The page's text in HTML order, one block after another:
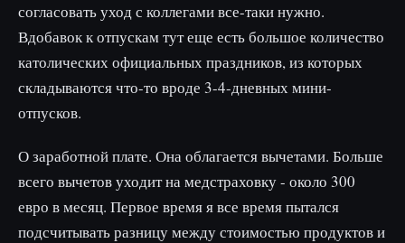
согласовать уход с коллегами все-таки нужно.
Вдобавок к отпускам тут еще есть большое количество
католических официальных праздников, из которых
складываются что-то вроде 3-4-дневных мини-
отпусков.
О заработной плате. Она облагается вычетами. Больше
всего вычетов уходит на медстраховку - около 300
евро в месяц. Первое время я все время пытался
подсчитывать разницу между стоимостью продуктов и